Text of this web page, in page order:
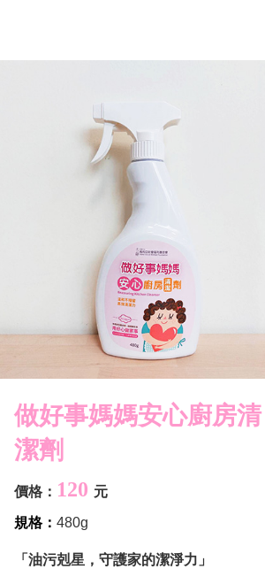
做好事媽媽安心廚房清
潔劑
價格： 120 元
規格： 480g
「油污剋星，守護家的潔淨力」